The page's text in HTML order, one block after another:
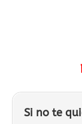
Si no te